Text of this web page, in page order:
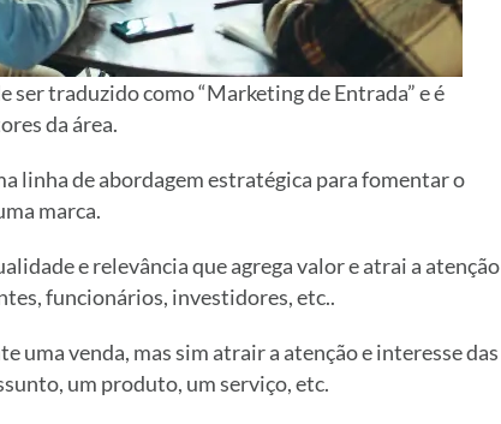
traduzido como “Marketing de Entrada” e é
da área.
linha de abordagem estratégica para fomentar o
marca.
e relevância que agrega valor e atrai a atenção
funcionários, investidores, etc..
uma venda, mas sim atrair a atenção e interesse das
um produto, um serviço, etc.